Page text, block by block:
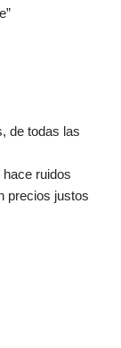
, de todas las
hace ruidos
precios justos